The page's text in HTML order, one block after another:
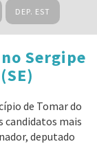
DEP. EST
Sergipe
de Tomar do
candidatos mais
deputado